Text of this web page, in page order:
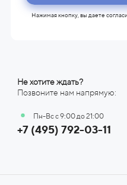
Нажимая кнопку, вы даете
Не хотите ждать?
Позвоните нам напрямую:
+7 (495) 792-03-11
Пн-Вс с 9:00 до 21:00